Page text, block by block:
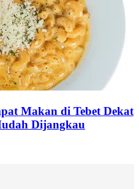
Makan di Tebet Dekat
Dijangkau